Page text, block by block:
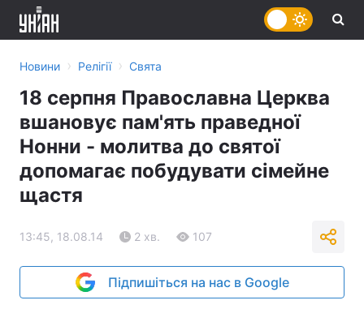
Новини › Релігії › Свята
18 серпня Православна Церква
вшановує пам'ять праведної
Нонни - молитва до святої
допомагає побудувати сімейне
щастя
13:45, 18.08.14 2 хв. 107
Підпишіться на нас в Google